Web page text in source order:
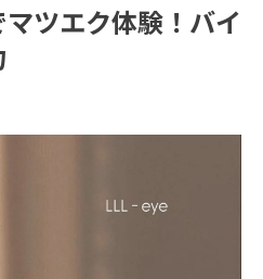
左右するケア方法
寿での体験談
ロンを徹底紹介
ツエク体験！バイ